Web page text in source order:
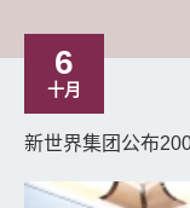
6
十月
新世界集团公布